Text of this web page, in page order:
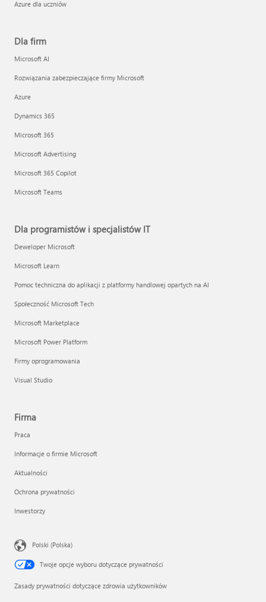
Azure dla uczniów
Dla firm
Microsoft AI
Rozwiązania zabezpieczające firmy Microsoft
Azure
Dynamics 365
Microsoft 365
Microsoft Advertising
Microsoft 365 Copilot
Microsoft Teams
Dla programistów i specjalistów IT
Deweloper Microsoft
Microsoft Learn
Pomoc techniczna do aplikacji z platformy handlowej opartych na AI
Społeczność Microsoft Tech
Microsoft Marketplace
Microsoft Power Platform
Firmy oprogramowania
Visual Studio
Firma
Praca
Informacje o firmie Microsoft
Aktualności
Ochrona prywatności
Inwestorzy
Polski (Polska)
Twoje opcje wyboru dotyczące prywatności
Zasady prywatności dotyczące zdrowia użytkowników